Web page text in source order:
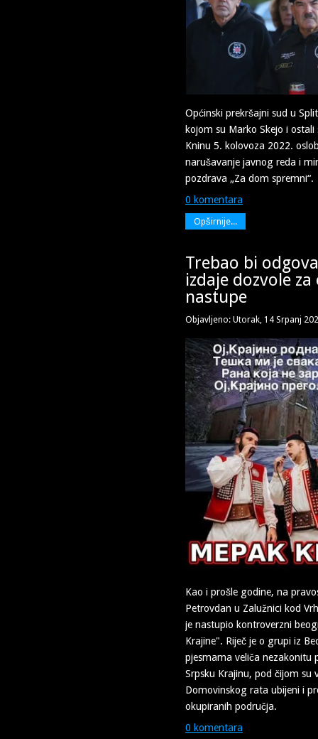
Općinski prekršajni sud u
kojom su Marko Skejo i
Kninu 5. kolovoza 2022.
narušavanje javnog reda i
pozdrava „Za dom spremni“.
0 komentara
Opširnije...
Trebao bi
izdaje dozvole za
nastupe
Objavljeno: Utorak, 14 Srpanj
Kao i prošle godine, na
Petrovdan u Zalužnici kod
je nastupio kontroverzni
Krajine". Riječ je o grupi iz
pjesmama veliča nezakonitu
Srpsku Krajinu, pod čijom su
Domovinskog rata ubijeni i
okupiranih područja.
0 komentara